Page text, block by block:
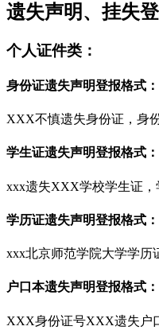
遗失声明、挂失
个人证件类：
身份证遗失声明登报格式：
XXX不慎遗失身份证，身
学生证遗失声明登报格式：
xxx遗失XXX学校学生证，
学历证遗失声明登报格式：
xxx北京师范学院大学学历
户口本遗失声明登报格式：
XXX身份证号XXX遗失户